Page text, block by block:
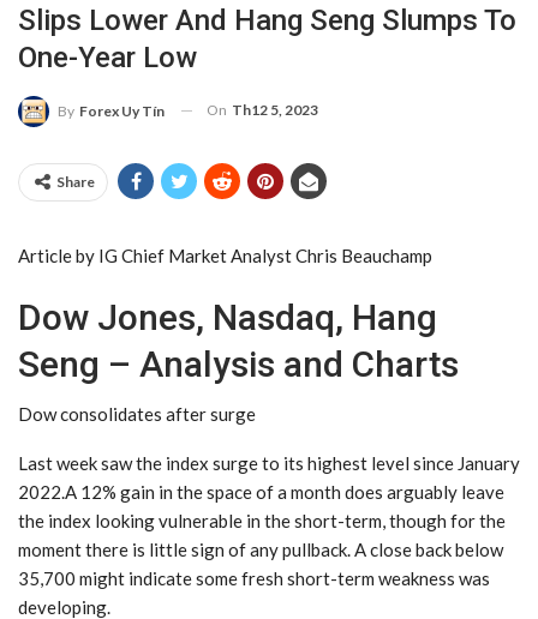
Slips Lower And Hang Seng Slumps To
One-Year Low
By Forex Uy Tín On Th12 5, 2023
Share
Article by IG Chief Market Analyst Chris Beauchamp
Dow Jones, Nasdaq, Hang
Seng – Analysis and Charts
Dowconsolidates after surge
​Last week saw the index surge to its highest level since January
2022.​A 12% gain in the space of a month does arguably leave
the index looking vulnerable in the short-term, though for the
moment there is little sign of any pullback. A close back below
35,700 might indicate some fresh short-term weakness was
developing.